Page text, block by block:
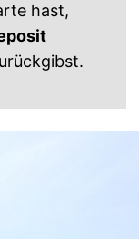
hast,